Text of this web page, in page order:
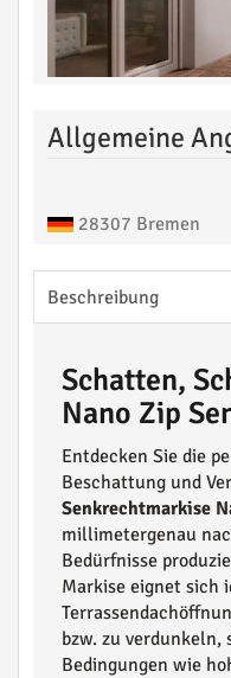
Allgemeine
28307 Bremen
Beschreibung
Schatten,
Nano Zip
Entdecken Sie die
Beschattung und
Senkrechtmarkise
millimetergenau
Bedürfnisse
Markise eignet sich
bzw. zu
Bedingungen wie